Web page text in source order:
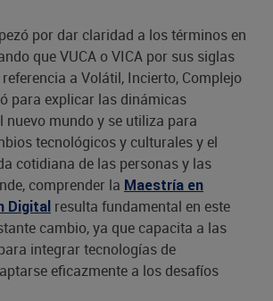
por dar claridad a los términos en
que VUCA o VICA por sus siglas
a Volátil, Incierto, Complejo
para explicar las dinámicas
nuevo mundo y se utiliza para
tecnológicos y culturales y el
cotidiana de las personas y las
comprender la Maestría en
Digital resulta fundamental en este
cambio, ya que capacita a las
integrar tecnologías de
eficazmente a los desafíos